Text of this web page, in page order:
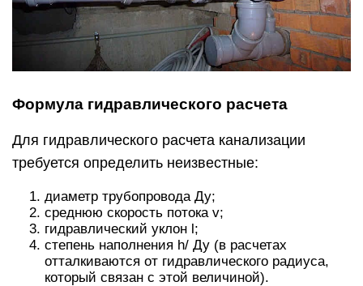
Формула гидравлического расчета
Для гидравлического расчета канализации
требуется определить неизвестные:
диаметр трубопровода Ду;
среднюю скорость потока v;
гидравлический уклон l;
степень наполнения h/ Ду (в расчетах
отталкиваются от гидравлического радиуса,
который связан с этой величиной).